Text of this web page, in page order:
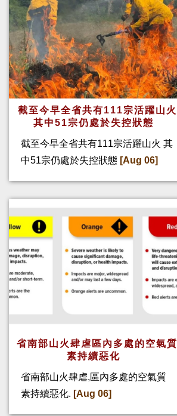
截至今早全省共有111宗活躍山火
其中51宗仍處於失控狀態
截至今早全省共有111宗活躍山火 其
中51宗仍處於失控狀態 [Aug 06]
省南部山火肆虐區內多處的空氣質
素持續惡化
省南部山火肆虐,區內多處的空氣質
素持續惡化. [Aug 06]